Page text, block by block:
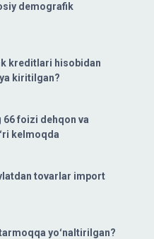
demografik
kreditlari hisobidan
kiritilgan?
foizi dehqon va
kelmoqda
tovarlar import
yoʻnaltirilgan?